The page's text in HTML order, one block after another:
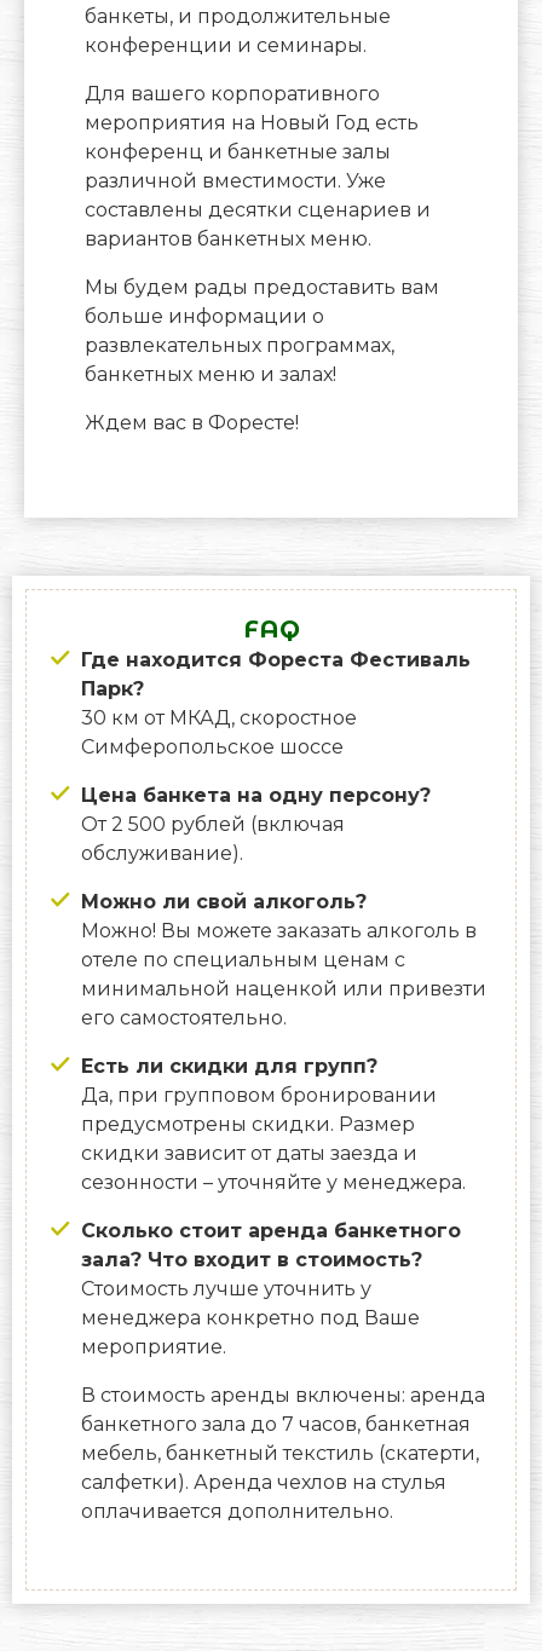
банкеты, и продолжительные
конференции и семинары.
Для вашего корпоративного
мероприятия на Новый Год есть
конференц и банкетные залы
различной вместимости. Уже
составлены десятки сценариев и
вариантов банкетных меню.
Мы будем рады предоставить вам
больше информации о
развлекательных программах,
банкетных меню и залах!
Ждем вас в Форесте!
FAQ
Где находится Фореста Фестиваль
Парк?
30 км от МКАД, скоростное
Симферопольское шоссе
Цена банкета на одну персону?
От 2 500 рублей (включая
обслуживание).
Можно ли свой алкоголь?
Можно! Вы можете заказать алкоголь в
отеле по специальным ценам с
минимальной наценкой или привезти
его самостоятельно.
Есть ли скидки для групп?
Да, при групповом бронировании
предусмотрены скидки. Размер
скидки зависит от даты заезда и
сезонности – уточняйте у менеджера.
Сколько стоит аренда банкетного
зала? Что входит в стоимость?
Стоимость лучше уточнить у
менеджера конкретно под Ваше
мероприятие.
В стоимость аренды включены: аренда
банкетного зала до 7 часов, банкетная
мебель, банкетный текстиль (скатерти,
салфетки). Аренда чехлов на стулья
оплачивается дополнительно.